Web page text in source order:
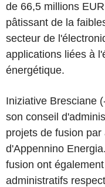
de 66,5 millions
pâtissant de la
secteur de
applications liées à
énergétique.
Iniziative Bresciane
son conseil
projets de fusion
d'Appennino
fusion ont
administratifs